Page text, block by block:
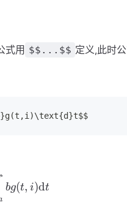
式用 $$...$$ 定义,此时
bg(t, i)dt